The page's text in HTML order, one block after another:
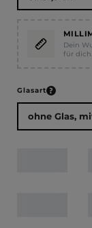
Dein
für dich.
Glasartauswählen